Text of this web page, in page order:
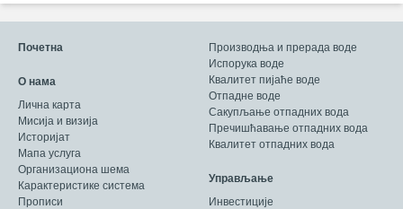
Почетна
О нама
Лична карта
Мисија и визија
Историјат
Мапа услуга
Организациона шема
Карактеристике система
Прописи
Производња и прерада воде
Испорука воде
Квалитет пијаће воде
Отпадне воде
Сакупљање отпадних вода
Пречишћавање отпадних вода
Квалитет отпадних вода
Управљање
Инвестиције